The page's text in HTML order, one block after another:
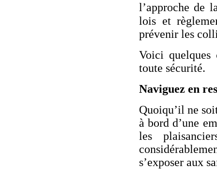
l’approche de
lois et
prévenir les
Voici
toute sécurité.
Naviguez en
Quoiqu’il ne
à bord d’une
les
s’exposer aux